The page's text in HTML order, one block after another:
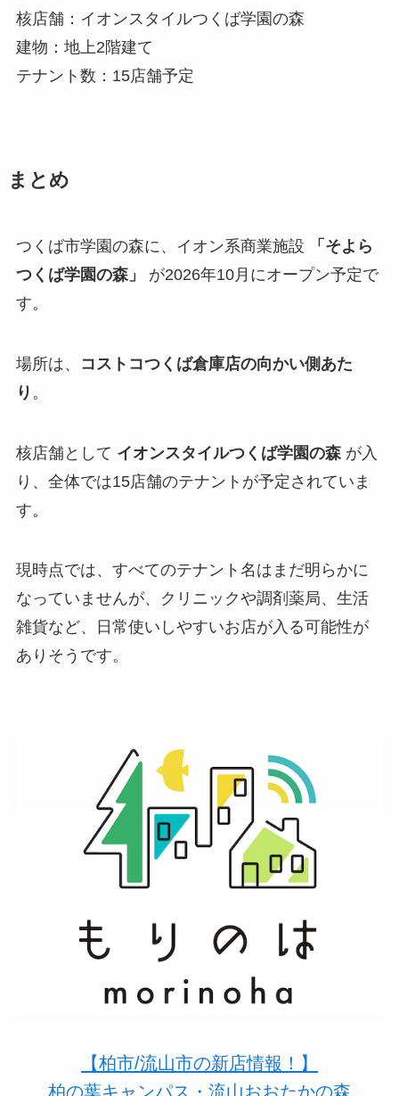
核店舗：イオンスタイルつくば学園の森
建物：地上2階建て
テナント数：15店舗予定
まとめ
つくば市学園の森に、イオン系商業施設
「そよら
つくば学園の森」
が2026年10月にオープン予定で
す。
場所は、
コストコつくば倉庫店の向かい側あた
り 。
核店舗として イオンスタイルつくば学園の森が入
り、全体では15店舗のテナントが予定されていま
す。
現時点では、すべてのテナント名はまだ明らかに
なっていませんが、クリニックや調剤薬局、生活
雑貨など、日常使いしやすいお店が入る可能性が
ありそうです。
【柏市/流山市の新店情報！】
柏の葉キャンパス・流山おおたかの森